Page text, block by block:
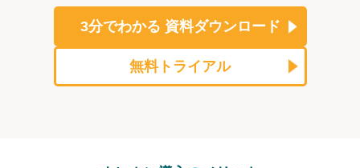
3分でわかる 資料ダウンロード
無料トライアル